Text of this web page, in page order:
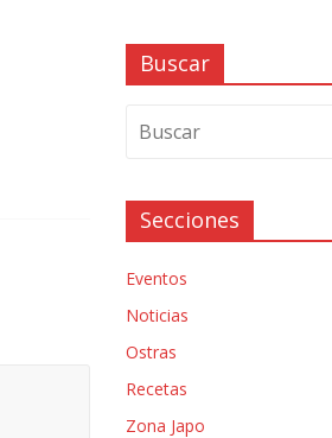
Buscar
Secciones
Eventos
Noticias
Ostras
Recetas
Zona Japo